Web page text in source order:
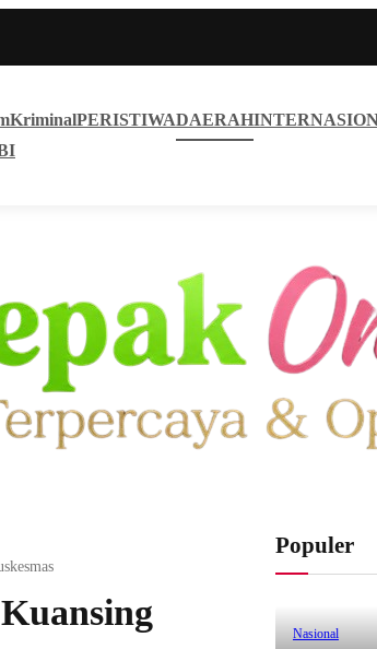
KriminalPERISTIWADAERAH
Populer
Nasional